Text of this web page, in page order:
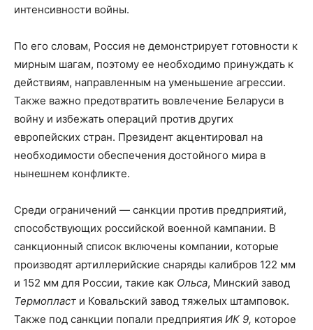
интенсивности войны.
По его словам, Россия не демонстрирует готовности к
мирным шагам, поэтому ее необходимо принуждать к
действиям, направленным на уменьшение агрессии.
Также важно предотвратить вовлечение Беларуси в
войну и избежать операций против других
европейских стран. Президент акцентировал на
необходимости обеспечения достойного мира в
нынешнем конфликте.
Среди ограничений — санкции против предприятий,
способствующих российской военной кампании. В
санкционный список включены компании, которые
производят артиллерийские снаряды калибров 122 мм
и 152 мм для России, такие как Ольса, Минский завод
Термопласт и Ковальский завод тяжелых штамповок.
Также под санкции попали предприятия ИК 9, которое